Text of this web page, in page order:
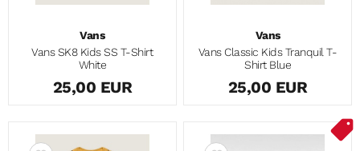
Vans
Vans SK8 Kids SS T-Shirt
White
25,00 EUR
Vans
Vans Classic Kids Tranquil T-
Shirt Blue
25,00 EUR